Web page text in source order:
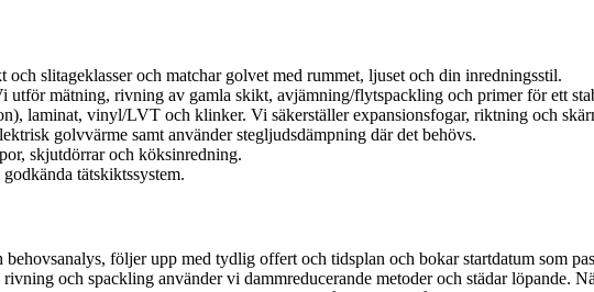
slitageklasser och matchar golvet med rummet, ljuset och din inredningsstil.
mätning, rivning av gamla skikt, avjämning/flytspackling och primer för ett
laminat, vinyl/LVT och klinker. Vi säkerställer expansionsfogar, riktning och
golvvärme samt använder stegljudsdämpning där det behövs.
skjutdörrar och köksinredning.
tätskiktssystem.
följer upp med tydlig offert och tidsplan och bokar startdatum som
och spackling använder vi dammreducerande metoder och städar löpande.